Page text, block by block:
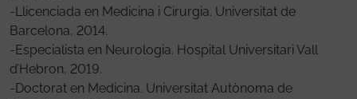
-Llicenciada en Medicina i Cirurgia. Universitat de
Barcelona, 2014.
-Especialista en Neurologia. Hospital Universitari Vall
d’Hebron, 2019.
-Doctorat en Medicina. Universitat Autònoma de